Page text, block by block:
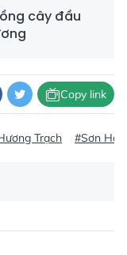
cây đầu
Copy link
Trạch #Sơn